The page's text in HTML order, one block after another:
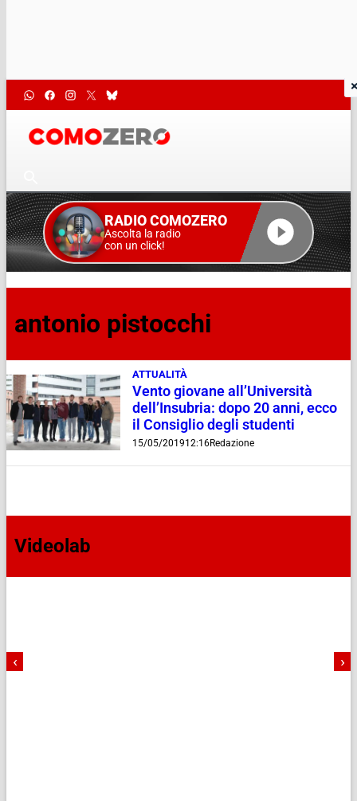
RADIO COMOZERO
Ascolta la radio
con un click!
antonio pistocchi
ATTUALITÀ
Vento giovane all’Università
dell’Insubria: dopo 20 anni, ecco
il Consiglio degli studenti
15/05/201912:16Redazione
Videolab
‹ ›